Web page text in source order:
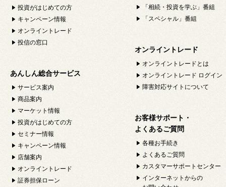
投資がはじめての方
キャンペーン情報
オンライントレード
投信の窓口
あんしん総合サービス
サービス案内
商品案内
マーケット情報
投資がはじめての方
セミナー情報
キャンペーン情報
店舗案内
オンライントレード
証券担保ローン
「相続・投資を学ぶ」番組
「スペシャル」番組
オンライントレード
オンライントレードとは
オンライントレード ログイン
障害対応サイトについて
お客様サポート・
よくあるご質問
各種お手続き
よくあるご質問
カスタマーサポートセンター
インターネットからの